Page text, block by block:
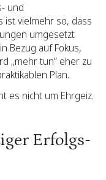
und
ist vielmehr so, dass
umgesetzt
Bezug auf Fokus,
„mehr tun“ eher zu
Plan.
es nicht um Ehrgeiz.
Erfolgs-